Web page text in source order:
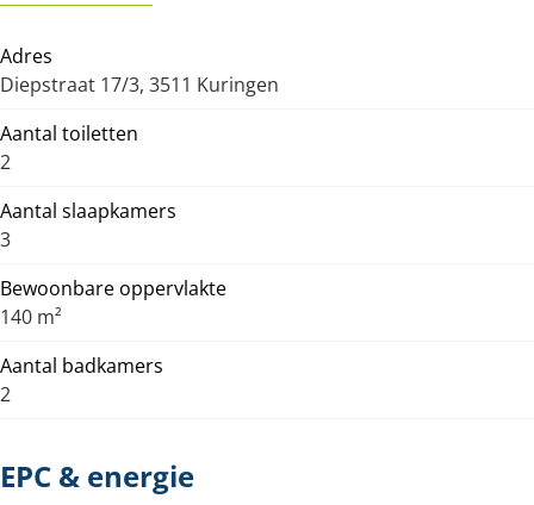
Adres
Diepstraat 17/3, 3511 Kuringen
Aantal toiletten
2
Aantal slaapkamers
3
Bewoonbare oppervlakte
140 m²
Aantal badkamers
2
EPC & energie